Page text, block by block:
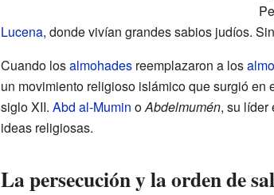
Lucena, donde vivían grandes sabios judíos.
Cuando losalmohadesreemplazaron a los
un movimiento religioso islámico que surgió en
siglo XII. Abd al-Mumin oAbdelmumén, su líder
ideas religiosas.
La persecución y la orden de